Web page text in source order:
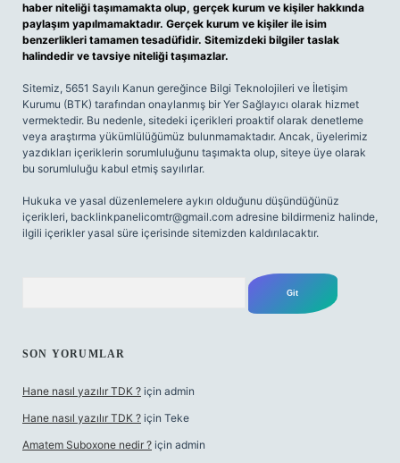
haber niteliği taşımamakta olup, gerçek kurum ve kişiler hakkında
paylaşım yapılmamaktadır. Gerçek kurum ve kişiler ile isim
benzerlikleri tamamen tesadüfidir. Sitemizdeki bilgiler taslak
halindedir ve tavsiye niteliği taşımazlar.
Sitemiz, 5651 Sayılı Kanun gereğince Bilgi Teknolojileri ve İletişim
Kurumu (BTK) tarafından onaylanmış bir Yer Sağlayıcı olarak hizmet
vermektedir. Bu nedenle, sitedeki içerikleri proaktif olarak denetleme
veya araştırma yükümlülüğümüz bulunmamaktadır. Ancak, üyelerimiz
yazdıkları içeriklerin sorumluluğunu taşımakta olup, siteye üye olarak
bu sorumluluğu kabul etmiş sayılırlar.
Hukuka ve yasal düzenlemelere aykırı olduğunu düşündüğünüz
içerikleri, backlinkpanelicomtr@gmail.com adresine bildirmeniz halinde,
ilgili içerikler yasal süre içerisinde sitemizden kaldırılacaktır.
SON YORUMLAR
Hane nasıl yazılır TDK ? için admin
Hane nasıl yazılır TDK ? için Teke
Amatem Suboxone nedir ? için admin